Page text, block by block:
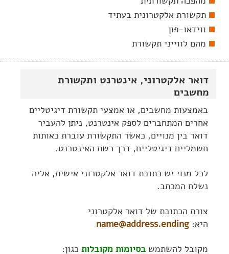
דואר אלקטרוני, אינטרנט ותקשורת
מחשבים
באמצעות מחשבים, או אמצעי תקשורת דיגיטליים
אחרים המתחברים לספק אינטרנט, ניתן להעביר
דואר בין מנויים, כאשר התקשורת עוברת כאותות
חשמליים דיגיטליים, דרך רשת האינטרנט.
לכל מנוי יש כתובת דואר אלקטרוני אישית, אליה
נשלח המכתב.
צורת הכתובת של דואר אלקטרוני
היא:name@address.ending
מקובל להשתמש בסיומות מקובלות כגון:
תקשורת אלקטרונית בעתיד
ווידאו-פון
מהם לווייני תקשורת